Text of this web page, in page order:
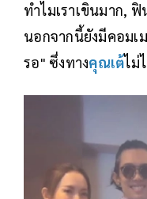
ทำไมเราเขินมาก,
นอกจากนี้ยังมีคอมเ
รอ" ซึ่งทางคุณเต้ไม่